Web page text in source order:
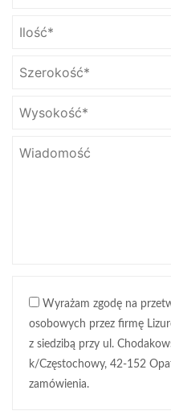
Wyrażam zgodę na
osobowych przez firmę
z siedzibą przy ul.
k/Częstochowy, 42-152
zamówienia.